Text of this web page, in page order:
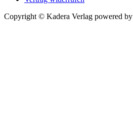
Copyright © Kadera Verlag powered by